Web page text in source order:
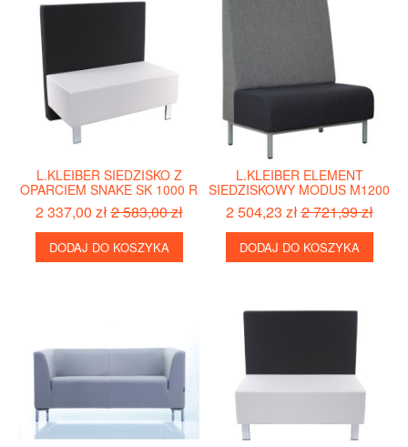
L.KLEIBER SIEDZISKO Z
OPARCIEM SNAKE SK 1000 R
2 337,00 zł2 583,00 zł
DODAJ DO KOSZYKA
L.KLEIBER ELEMENT
SIEDZISKOWY MODUS M1200
2 504,23 zł2 721,99 zł
DODAJ DO KOSZYKA